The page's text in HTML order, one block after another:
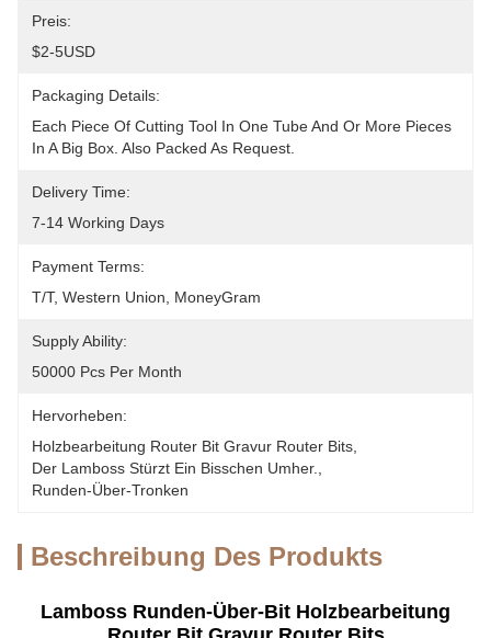
Preis:
$2-5USD
Packaging Details:
Each Piece Of Cutting Tool In One Tube And Or More Pieces
In A Big Box. Also Packed As Request.
Delivery Time:
7-14 Working Days
Payment Terms:
T/T, Western Union, MoneyGram
Supply Ability:
50000 Pcs Per Month
Hervorheben:
Holzbearbeitung Router Bit Gravur Router Bits
Der Lamboss Stürzt Ein Bisschen Umher.
Runden-Über-Tronken
Beschreibung Des Produkts
Lamboss Runden-Über-Bit Holzbearbeitung